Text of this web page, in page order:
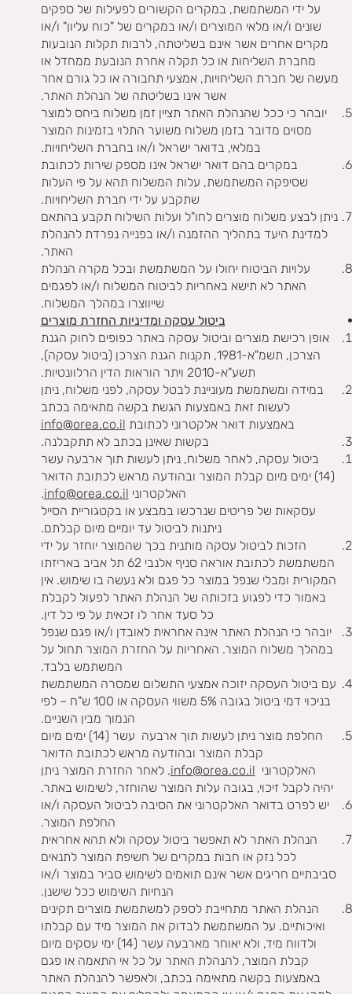
על ידי המשתמשת, במקרים הקשורים לפעילות של ספקים
שונים ו/או מלאי המוצרים ו/או במקרים של "כוח עליון" ו/או
מקרים אחרים אשר אינם בשליטתה, לרבות תקלות הנובעות
מחברת השליחות או כל תקלה אחרת הנובעת ממחדל או
מעשה של חברת השליחויות, אמצעי תחבורה או כל גורם אחר
אשר אינו בשליטתה של הנהלת האתר.
יובהר כי ככל שהנהלת האתר תציין זמן משלוח ביחס למוצר
מסוים מדובר בזמן משלוח משוער התלוי בזמינות המוצר
במלאי, בדואר ישראל ו/או בחברת השליחויות.
במקרים בהם דואר ישראל אינו מספק שירות לכתובת
שסיפקה המשתמשת, עלות המשלוח תהא על פי העלות
שתקבע על ידי חברת השליחויות.
ניתן לבצע משלוח מוצרים לחו"ל ועלות השילוח תקבע בהתאם
למדינת היעד בתהליך ההזמנה ו/או בפנייה נפרדת להנהלת
האתר.
עלויות הביטוח יחולו על המשתמשת ובכל מקרה הנהלת
האתר לא תישא באחריות לביטוח המשלוח ו/או לפגמים
שייווצרו במהלך המשלוח.
ביטול עסקה ומדיניות החזרת מוצרים
אופן רכישת מוצרים וביטול עסקה באתר כפופים לחוק הגנת
הצרכן, תשמ"א-1981, תקנות הגנת הצרכן (ביטול עסקה),
תשע"א-2010 ויתר הוראות הדין הרלוונטיות.
במידה ומשתמשת מעוניינת לבטל עסקה, לפני משלוח, ניתן
לעשות זאת באמצעות הגשת בקשה מתאימה בכתב
באמצעות דואר אלקטרוני לכתובת info@orea.co.il
בקשות שאינן בכתב לא תתקבלנה.
ביטול עסקה, לאחר משלוח, ניתן לעשות תוך ארבעה עשר
(14) ימים מיום קבלת המוצר ובהודעה מראש לכתובת הדואר
האלקטרוני info@orea.co.il
.
עסקאות של פריטים שנרכשו במבצע או בקטגוריית הסייל
ניתנות לביטול עד יומיים מיום קבלתם.
הזכות לביטול עסקה מותנית בכך שהמוצר יוחזר על ידי
המשתמשת לכתובת אוראה סניף אלנבי 62 תל אביב באריזתו
המקורית ומבלי שנפל במוצר כל פגם ולא נעשה בו שימוש. אין
באמור כדי לפגוע בזכותה של הנהלת האתר לפעול לקבלת
כל סעד אחר לו זכאית על פי כל דין.
יובהר כי הנהלת האתר אינה אחראית לאובדן ו/או פגם שנפל
במהלך משלוח המוצר. האחריות על החזרת המוצר תחול על
המשתמש בלבד.
עם ביטול העסקה יזוכה אמצעי התשלום שמסרה המשתמשת
בניכוי דמי ביטול בגובה 5% משווי העסקה או 100 ש"ח – לפי
הנמוך מבין השניים.
החלפת מוצר ניתן לעשות תוך ארבעה עשר (14) ימים מיום
קבלת המוצר ובהודעה מראש לכתובת הדואר
האלקטרוני info@orea.co.il. לאחר החזרת המוצר ניתן
יהיה לקבל זיכוי, בגובה עלות המוצר שהוחזר, לשימוש באתר.
יש לפרט בדואר האלקטרוני את הסיבה לביטול העסקה ו/או
החלפת המוצר.
הנהלת האתר לא תאפשר ביטול עסקה ולא תהא אחראית
לכל נזק או חבות במקרים של חשיפת המוצר לתנאים
סביבתיים חריגים אשר אינם תואמים לשימוש סביר במוצר ו/או
הנחיות השימוש ככל שישנן.
הנהלת האתר מתחייבת לספק למשתמשת מוצרים תקינים
ואיכותיים. על המשתמשת לבדוק את המוצר מיד עם קבלתו
ולדווח מיד, ולא יאוחר מארבעה עשר (14) ימי עסקים מיום
קבלת המוצר, להנהלת האתר על כל אי התאמה או פגם
באמצעות בקשה מתאימה בכתב, ולאפשר להנהלת האתר